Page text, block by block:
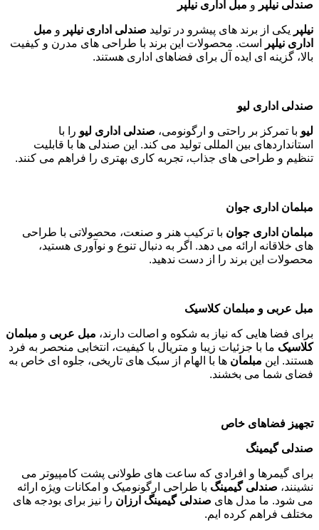
صندلی نیلپر و مبل اداری نیلپر
نیلپر یکی از برند های پیشرو در تولید صندلی اداری نیلپر و مبل
اداری نیلپر
است. محصولات این برند با طراحی های مدرن و کیفیت
بالا، گزینه ای ایده آل برای فضاهای اداری هستند.
صندلی اداری لیو
لیو با تمرکز بر راحتی و ارگونومی، صندلی اداری لیو را با
استانداردهای بین المللی تولید می کند. این صندلی ها با قابلیت
تنظیم و طراحی های جذاب، تجربه کاری بهتری را فراهم می کنند.
مبلمان اداری جوان
مبلمان اداری جوان با ترکیب هنر و صنعت، محصولاتی با طراحی
های خلاقانه ارائه می دهد. اگر به دنبال تنوع و نوآوری هستید،
محصولات این برند را از دست ندهید.
مبل عربی و مبلمان کلاسیک
برای فضا هایی که نیاز به شکوه و اصالت دارند، مبل عربی و مبلمان
کلاسیک ما با جزئیات زیبا و متریال با کیفیت، انتخابی منحصر به فرد
هستند. این مبلمان ها با الهام از سبک های تاریخی، جلوه ای خاص به
فضای شما می بخشند.
تجهیز فضاهای خاص
صندلی گیمینگ
برای گیمرها و افرادی که ساعت های طولانی پشت کامپیوتر می
نشینند، صندلی گیمینگ با طراحی ارگونومیک و امکانات ویژه ارائه
می شود. ما مدل های صندلی گیمینگ ارزان را نیز برای بودجه های
مختلف فراهم کرده ایم.